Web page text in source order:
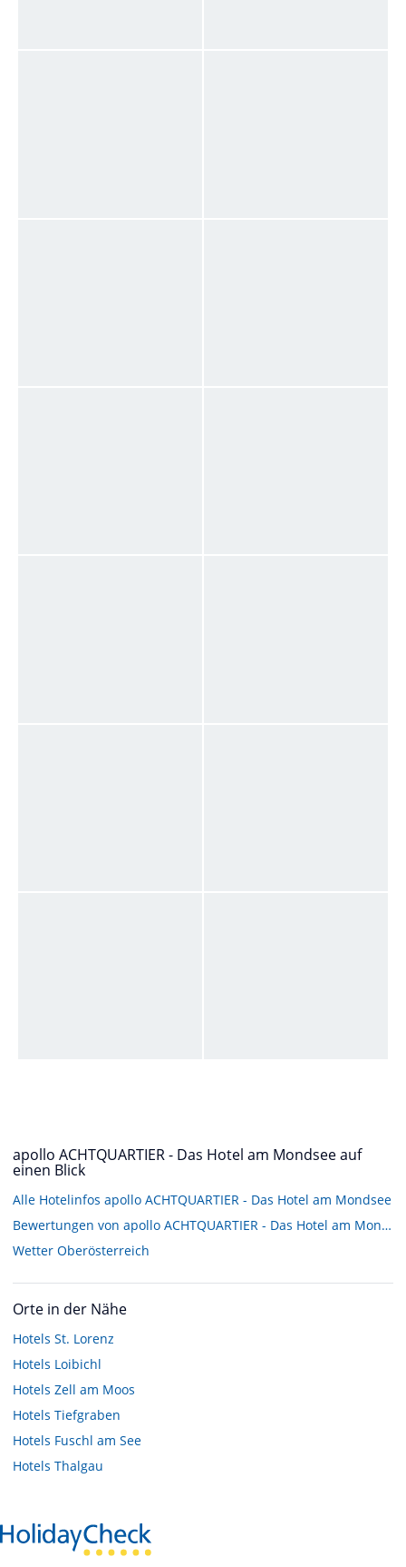
apollo ACHTQUARTIER - Das Hotel am Mondsee auf
einen Blick
Alle Hotelinfos apollo ACHTQUARTIER - Das Hotel am Mondsee
Bewertungen von apollo ACHTQUARTIER - Das Hotel am Mondsee
Wetter Oberösterreich
Orte in der Nähe
Hotels St. Lorenz
Hotels Loibichl
Hotels Zell am Moos
Hotels Tiefgraben
Hotels Fuschl am See
Hotels Thalgau